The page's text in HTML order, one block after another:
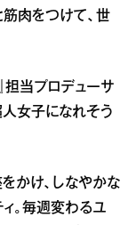
筋肉をつけて、世
担当プロデューサ
人女子になれそう
かけ、しなやかな
。毎週変わるユ